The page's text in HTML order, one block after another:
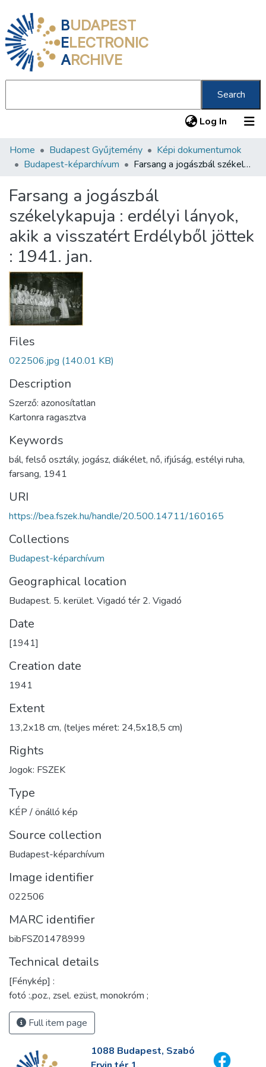
BUDAPEST
ELECTRONIC
ARCHIVE
Search
Log In (current)
Communities & Collections
Statistics
About us
Home Budapest Gyűjtemény
Képi dokumentumok
Budapest-képarchívum
Farsang a jogászbál székelykapuja : erdélyi lányok, akik a visszatért Erdélyből jöttek : 1941. jan.
Farsang a jogászbál
székelykapuja : erdélyi lányok,
akik a visszatért Erdélyből jöttek
: 1941. jan.
Files
022506.jpg (140.01 KB)
Description
Szerző: azonosítatlan
Kartonra ragasztva
Keywords
bál, felső osztály, jogász, diákélet, nő, ifjúság, estélyi ruha,
farsang, 1941
URI
https://bea.fszek.hu/handle/20.500.14711/160165
Collections
Budapest-képarchívum
Geographical location
Budapest. 5. kerület. Vigadó tér 2. Vigadó
Date
[1941]
Creation date
1941
Extent
13,2x18 cm, (teljes méret: 24,5x18,5 cm)
Rights
Jogok: FSZEK
Type
KÉP / önálló kép
Source collection
Budapest-képarchívum
Image identifier
022506
MARC identifier
bibFSZ01478999
Technical details
[Fénykép] :
fotó :,poz., zsel. ezüst, monokróm ;
Full item page
1088 Budapest, Szabó